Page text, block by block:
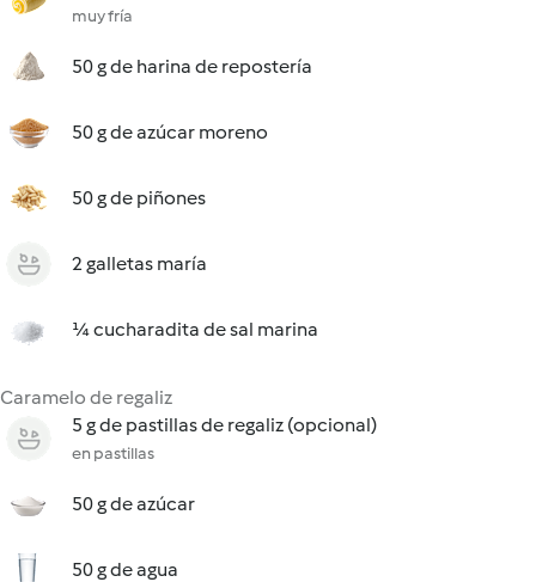
muy fría
50 g de harina de repostería
50 g de azúcar moreno
50 g de piñones
2 galletas maría
¼ cucharadita de sal marina
Caramelo de regaliz
5 g de pastillas de regaliz (opcional)
en pastillas
50 g de azúcar
50 g de agua